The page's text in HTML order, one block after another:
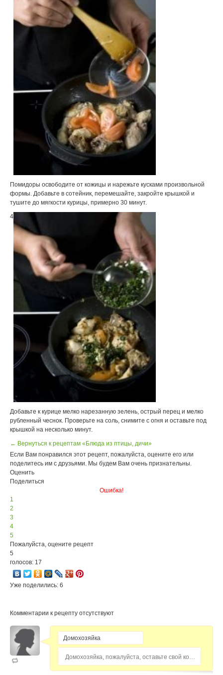
Помидоры освободите от кожицы и нарежьте кусками произвольной
формы. Добавьте в сотейник, перемешайте, закройте крышкой и
тушите до мягкости курицы, примерно 30 минут.
4
Добавьте к курице мелко нарезанную зелень, острый перец и мелко
рубленный чеснок. Проверьте на соль, снимите с огня и оставьте под
крышкой на несколько минут.
← Вернуться к рецептам «Блюда из птицы, дичи»
Если Вам понравился этот рецепт, пожалуйста, оцените его или
поделитесь им с друзьями. Мы будем Вам очень признательны.
Оценить
Поделиться
Ошибка!
1
2
3
4
5
Пожалуйста, оцените рецепт
5
голосов: 17
Уже поделились: 6
Комментарии к рецепту отсутствуют
Домохозяйка, пожалуйста, оставьте свой комментарий...